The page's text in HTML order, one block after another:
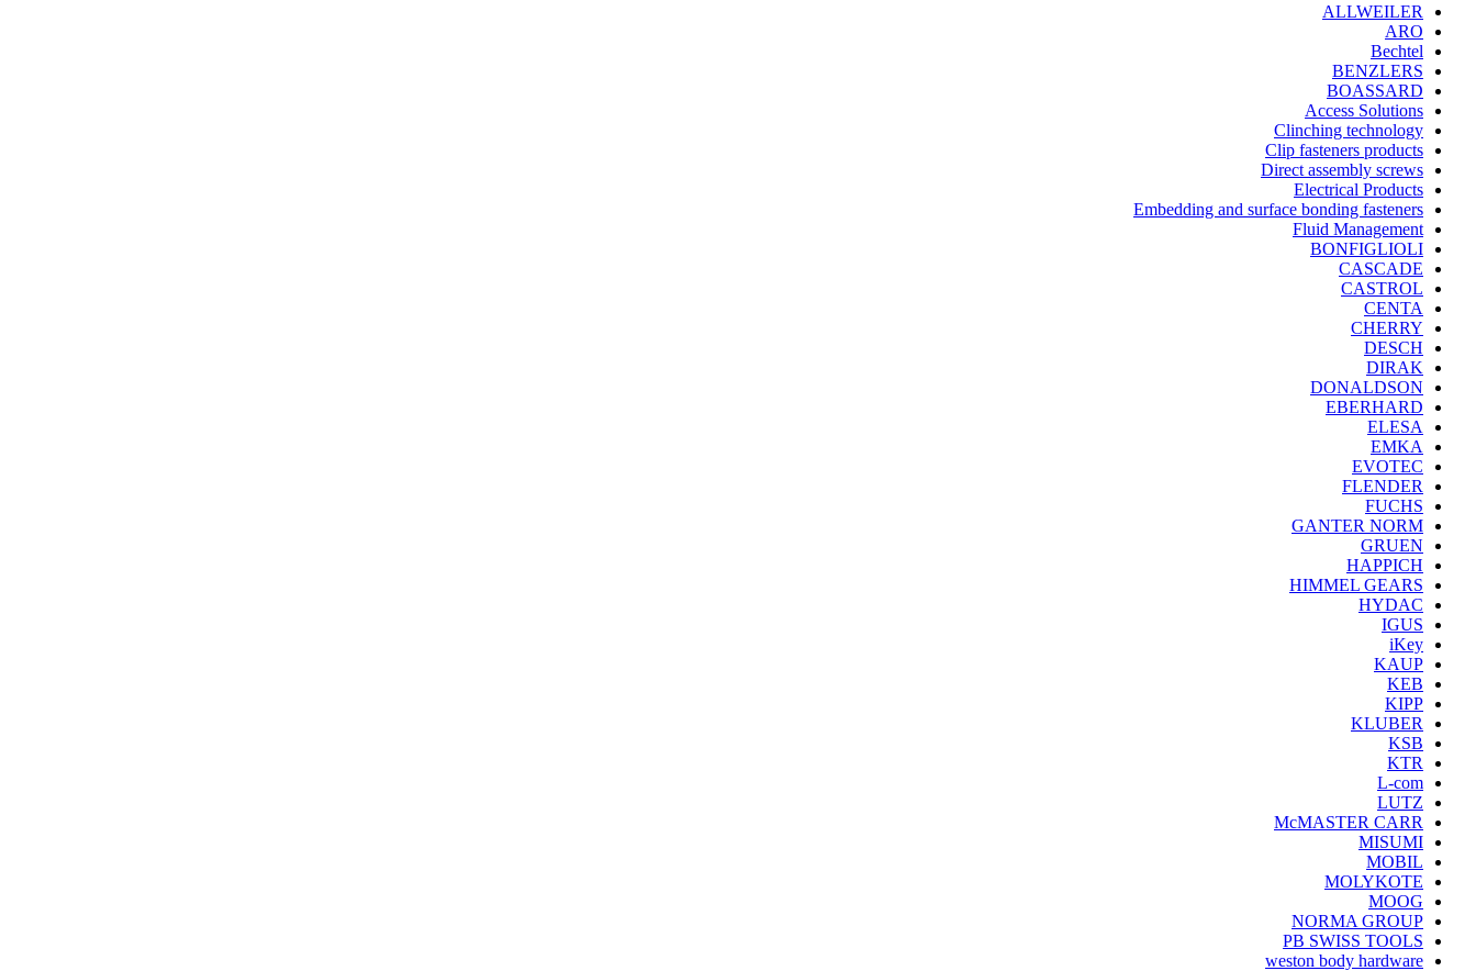
ALLWEILER
ARO
Bechtel
BENZLERS
BOASSARD
Access Solutions
Clinching technology
Clip fasteners products
Direct assembly screws
Electrical Products
Embedding and surface bonding fasteners
Fluid Management
BONFIGLIOLI
CASCADE
CASTROL
CENTA
CHERRY
DESCH
DIRAK
DONALDSON
EBERHARD
ELESA
EMKA
EVOTEC
FLENDER
FUCHS
GANTER NORM
GRUEN
HAPPICH
HIMMEL GEARS
HYDAC
IGUS
iKey
KAUP
KEB
KIPP
KLUBER
KSB
KTR
L-com
LUTZ
McMASTER CARR
MISUMI
MOBIL
MOLYKOTE
MOOG
NORMA GROUP
PB SWISS TOOLS
weston body hardware